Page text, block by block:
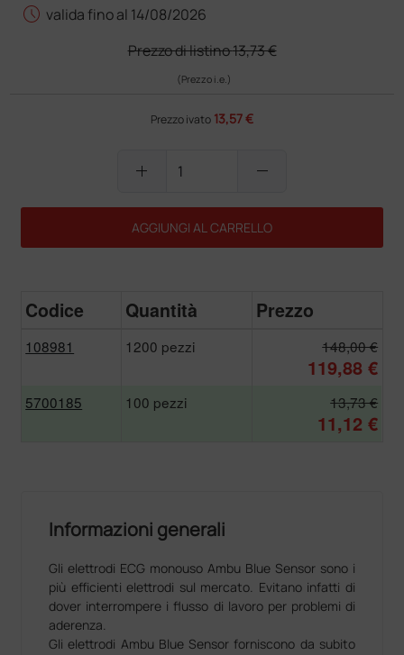
schedule valida fino al 14/08/2026
Prezzo di listino13,73 €
(Prezzo i.e.)
Prezzo ivato 13,57 €
add remove
AGGIUNGI AL CARRELLO
Codice Quantità Prezzo
108981 1200 pezzi 148,00 €
119,88 €
5700185 100 pezzi 13,73 €
11,12 €
Informazioni generali
Gli elettrodi ECG monouso Ambu Blue Sensor sono i
più efficienti elettrodi sul mercato. Evitano infatti di
dover interrompere i flusso di lavoro per problemi di
aderenza.
Gli elettrodi Ambu Blue Sensor forniscono da subito